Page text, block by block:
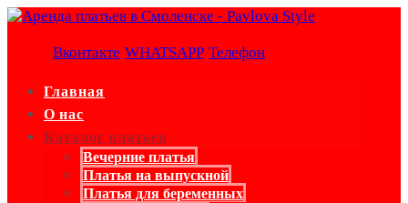
Вконтакте WHATSAPP Телефон
Главная
О нас
Каталог платьев
Вечерние платья
Платья на выпускной
Платья для беременных